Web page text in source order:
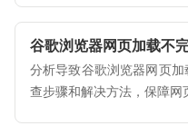
谷歌浏览器网页加载不
分析导致谷歌浏览器网页
查步骤和解决方法，保障网